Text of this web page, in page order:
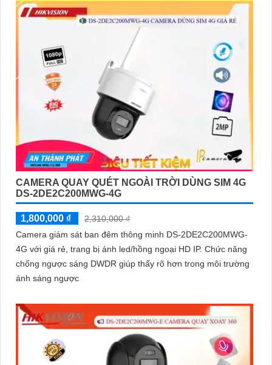
CAMERA QUAY QUÉT NGOÀI TRỜI DÙNG SIM 4G
DS-2DE2C200MWG-4G
1,800,000 ₫
2,310,000 ₫
Camera giám sát ban đêm thông minh DS-2DE2C200MWG-
4G với giá rẻ, trang bị ánh led/hồng ngoại HD IP. Chức năng
chống ngược sáng DWDR giúp thấy rõ hơn trong môi trường
ánh sáng ngược